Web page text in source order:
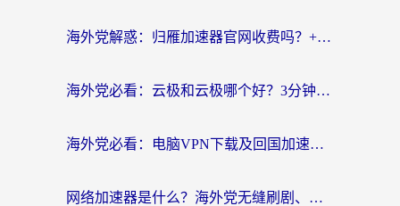
海外党解惑：归雁加速器官网收费吗？+3个回国加速问题的真实答案
海外党必看：云极和云极哪个好？3分钟选对回国加速器，无缝访问国内资源
海外党必看：电脑VPN下载及回国加速器选择指南——无缝访问国内资源不再难
网络加速器是什么？海外党无缝刷剧、看NBA的实用指南